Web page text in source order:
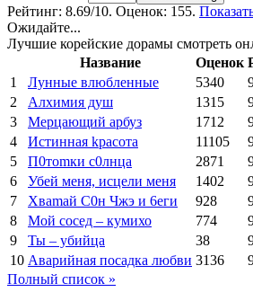
Рейтинг: 8.69/10. Оценок: 155.
Ожидайте...
Лучшие корейские дорамы смотреть
Название
Оценок
1
Лунные влюбленные 5340
2
Алхимия душ 1315
3
Мерцающий арбуз 1712
4
Иcтиннaя kрасoтa 11105
5
П0тоmки c0лнцa 2871
6
Убей меня, исцели меня 1402
7
Xваmай С0н Чжэ и 6еги 928
8
Мой сосед – кумихо 774
9
Ты – убийца 38
10 Аварийная посадка любви 3136
Полный список »